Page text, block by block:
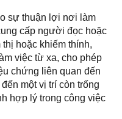
sự thuận lợi nơi làm
cấp người đọc hoặc
hoặc khiếm thính,
việc từ xa, cho phép
chứng liên quan đến
một vị trí còn trống
hợp lý trong công việc